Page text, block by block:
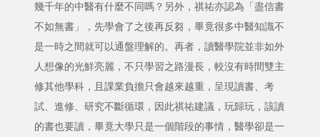
幾千年的中醫有什麼不同嗎？另外，祺祐亦認為「盡信書
不如無書」，先學會了之後再反芻，畢竟很多中醫知識不
是一時之間就可以通盤理解的。再者，讀醫學院並非如外
人想像的光鮮亮麗，不只學習之路漫長，較沒有時間雙主
修其他學科，且課業負擔只會越來越重，呈現讀書、考
試、進修、研究不斷循環，因此祺祐建議，玩歸玩，該讀
的書也要讀，畢竟大學只是一個階段的事情，醫學卻是一